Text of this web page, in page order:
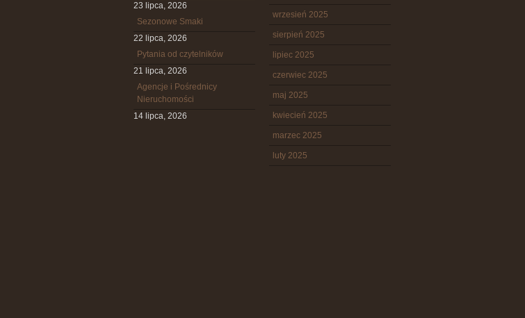
23 lipca, 2026
Sezonowe Smaki
22 lipca, 2026
Pytania od czytelników
21 lipca, 2026
Agencje i Pośrednicy
Nieruchomości
14 lipca, 2026
wrzesień 2025
sierpień 2025
lipiec 2025
czerwiec 2025
maj 2025
kwiecień 2025
marzec 2025
luty 2025